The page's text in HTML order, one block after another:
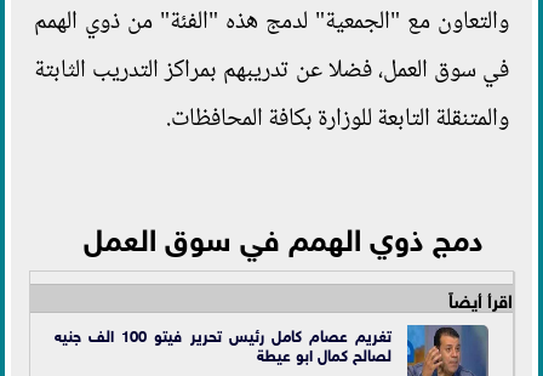
والتعاون مع "الجمعية" لدمج هذه "الفئة" من ذوي الهمم
في سوق العمل، فضلا عن تدريبهم بمراكز التدريب الثابتة
والمتنقلة التابعة للوزارة بكافة المحافظات.
دمج ذوي الهمم في سوق العمل
اقرأ أيضاً
تغريم عصام كامل رئيس تحرير فيتو 100 الف جنيه
لصالح كمال ابو عيطة